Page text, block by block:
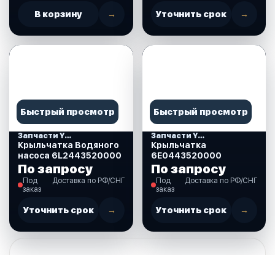
В корзину → Уточнить срок →
Быстрый просмотр
Запчасти YAMAHA
Крыльчатка Водяного
насоса 6L2443520000
По запросу
Под
заказ
Доставка по РФ/СНГ
Уточнить срок →
Быстрый просмотр
Запчасти YAMAHA
Крыльчатка
6E0443520000
По запросу
Под
заказ
Доставка по РФ/СНГ
Уточнить срок →